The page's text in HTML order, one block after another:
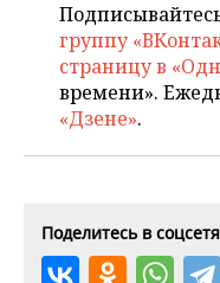
ОТКРЫТАЯ ЛЕКЦИЯ
БАСКЕТБОЛ
ВОЛЕЙБОЛ
КИБЕРСПОРТ
ВОДНЫЕ ВИДЫ
ИНФРАСТРУКТУРА
ИСТОРИЯ
КУЛЬТУРА
ОБРАЗОВАНИЕ
СПРАВОЧНИК
СПИСОК ПЕРСОН
СПИСОК КОМПАНИЙ
ПОЛНАЯ ВЕРСИЯ
группу
страницу в
времени».
«Дзене».
Поделитесь в